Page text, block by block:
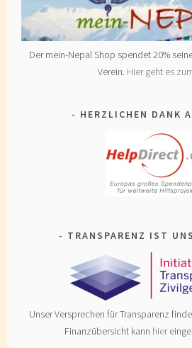
Der mein-Nepal Shop spendet 20%
Verein. Hier geht es
HERZLICHEN DANK
TRANSPARENZ IST
Unser Versprechen für Transparenz
Finanzübersicht kann hier